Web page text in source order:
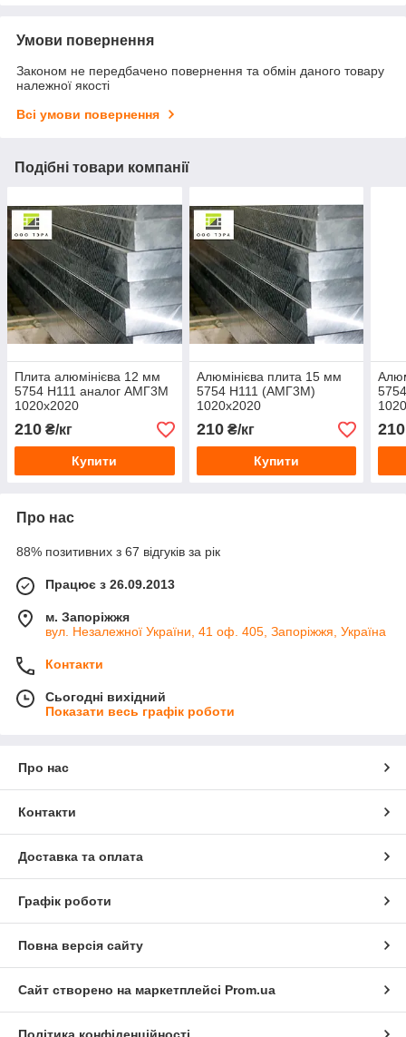
Умови повернення
Законом не передбачено повернення та обмін даного товару
належної якості
Всі умови повернення
Подібні товари компанії
Плита алюмінієва 12 мм
5754 Н111 аналог АМГ3М
1020х2020
210 ₴/кг
Купити
Алюмінієва плита 15 мм
5754 Н111 (АМГ3М)
1020х2020
210₴/кг
Купити
210
Про нас
88% позитивних з 67 відгуків за рік
Працює з 26.09.2013
м. Запоріжжя
вул. Незалежної України, 41 оф. 405, Запоріжжя, Україна
Контакти
Сьогодні вихідний
Показати весь графік роботи
Про нас
Контакти
Доставка та оплата
Графік роботи
Повна версія сайту
Сайт створено на маркетплейсі Prom.ua